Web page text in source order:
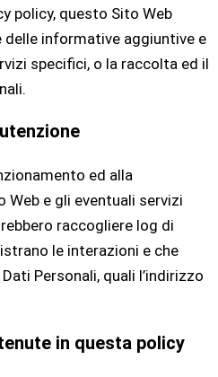
policy, questo Sito Web
delle informative aggiuntive e
specifici, o la raccolta ed il
ed alla
Web e gli eventuali servizi
raccogliere log di
le interazioni e che
Personali, quali l’indirizzo
in questa policy